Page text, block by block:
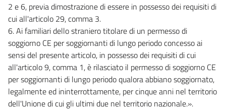
2 e 6, previa dimostrazione di essere in possesso dei requisiti di
cui all'articolo 29, comma 3.
6. Ai familiari dello straniero titolare di un permesso di
soggiorno CE per soggiornanti di lungo periodo concesso ai
sensi del presente articolo, in possesso dei requisiti di cui
all'articolo 9, comma 1, è rilasciato il permesso di soggiorno CE
per soggiornanti di lungo periodo qualora abbiano soggiornato,
legalmente ed ininterrottamente, per cinque anni nel territorio
dell'Unione di cui gli ultimi due nel territorio nazionale.».